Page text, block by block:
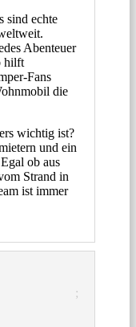
sind echte
Abenteuer
hilft
Fans
die
wichtig ist?
und ein
ob aus
Strand in
ist immer